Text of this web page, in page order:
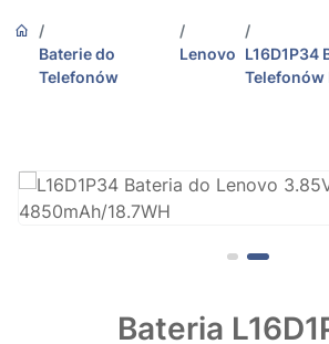
Baterie do
Telefonów
Lenovo L16D1P34
Telefonów
Bateria